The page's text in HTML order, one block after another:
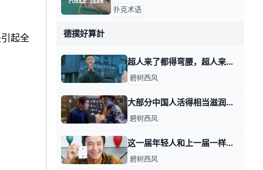
起全
扑克术语
德撲好算計
超人来了都得弯腰，超人来了都得敬酒 前天我写，这年头该怎么赚钱时，提到一种工作岗位叫做表演型。 有读者留言跟我说，有本电影很好看，不亚于多年前的神剧，人民的名义。 电影里有个县长叫
碧树西风
大部分中国人活得相当滋润，只不过自己未必知道 那天我写，这年头该怎么赚钱时，通过留言，看到了不少读者不甘心的情绪。 所谓的不甘心，大都属于那天四个类型里面的前三类，想要换一类。 好比耗材型的
碧树西风
这一届年轻人和上一届一样，遭遇一样，困惑也一样 那天我写这年头，该怎么赚钱时，有读者留言问我说： 怎么看这一届年轻人普遍抱怨机会变少，或者说，更多人身处耗材型工作当中这个事实？ 开门见山的回答
碧树西风